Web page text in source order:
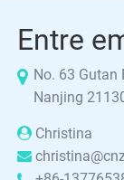
Entre
No. 63 Gutan
Nanjing
Christina